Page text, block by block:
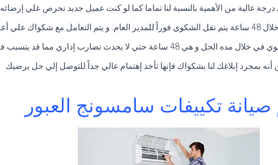
عالية من الأهمية بالنسبة لنا تماما كما لو كنت عميل جديد نحرص علي إرضائه.
من الأهمية.
إداري مما قد يتسبب في تعطيل التوصل إلي حل لشكواك.
بمجرد إبلاغك لنا بشكواك فإنها تأخذ إهتمام عالي جداً للتوصل إلي حل يرضيك
تكييفات سامسونج العبور